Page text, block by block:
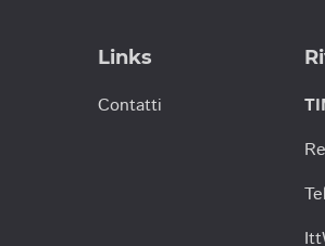
Links
Contatti